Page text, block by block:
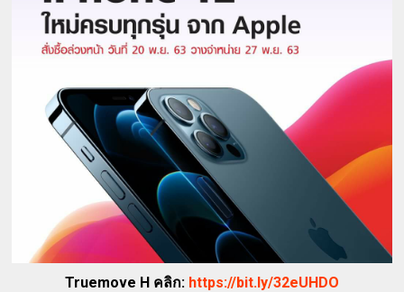
Truemove H คลิก: https://bit.ly/32eUHDO